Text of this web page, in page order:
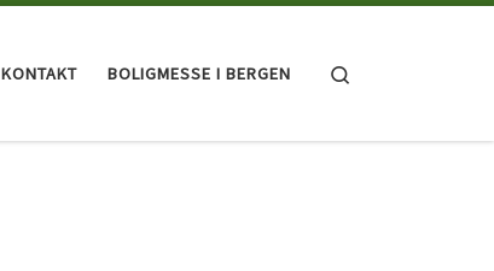
KONTAKT BOLIGMESSE I BERGEN